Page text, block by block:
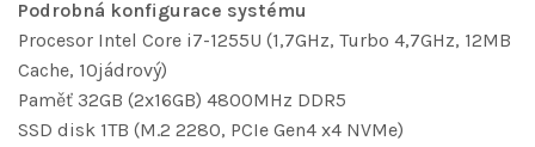
Podrobná konfigurace systému
Procesor Intel Core i7-1255U (1,7GHz, Turbo 4,7GHz, 12MB
Cache, 10jádrový)
Paměť 32GB (2x16GB) 4800MHz DDR5
SSD disk 1TB (M.2 2280, PCIe Gen4 x4 NVMe)